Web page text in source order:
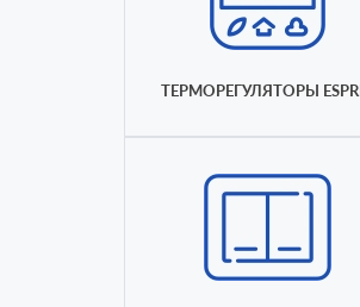
ТЕРМОРЕГУЛЯТОРЫ